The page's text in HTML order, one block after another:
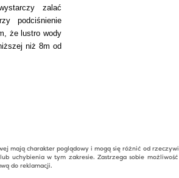
zalać
podciśnienie
że lustro wody
niż 8m od
mają charakter poglądowy i mogą się różnić od
uchybienia w tym zakresie. Zastrzega sobie
do reklamacji.